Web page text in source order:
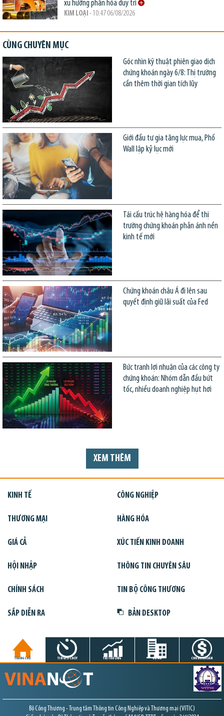
xu hướng phân hóa duy trì
KIM LOẠI - 10:47 06/08/2026
CÙNG CHUYÊN MỤC
Góc nhìn kỹ thuật phiên giao dịch
chứng khoán ngày 6/8: Thị trường
cần thêm thời gian tích lũy
Giới đầu tư gia tăng lực mua, Phố
Wall lập kỷ lục mới
Tái cấu trúc hệ hàng hóa để thị
trường chứng khoán phản ánh nền
kinh tế mới
Chứng khoán châu Á đi lên sau
quyết định giữ lãi suất của Fed
Bức tranh lợi nhuận của các công ty
chứng khoán: Nhóm dẫn đầu bứt
tốc, nhiều doanh nghiệp hụt hơi
XEM THÊM
KINH TẾ CÔNG NGHIỆP
THƯƠNG MẠI HÀNG HÓA
GIÁ CẢ XÚC TIẾN KINH DOANH
HỘI NHẬP THÔNG TIN CHUYÊN SÂU
CHÍNH SÁCH TIN BỘ CÔNG THƯƠNG
SẮP DIỄN RA BẢN DESKTOP
TRANG CHỦ TIN GIỜ CHÓT THỊ TRƯỜNG DỰ ÁN CHỨNG KHOÁN
Bộ Công Thương - Trung tâm Thông tin Công Nghiệp và Thương mại (VITIC)